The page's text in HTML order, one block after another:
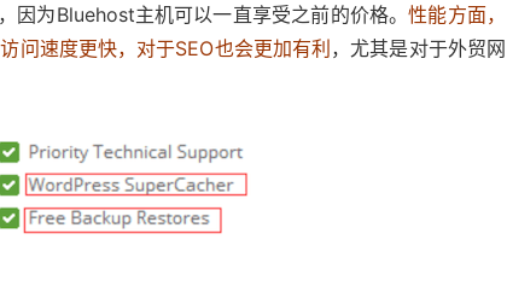
因为Bluehost主机可以一直享受之前的价格。性能方面，
问速度更快，对于SEO也会更加有利 ，尤其是对于外贸网